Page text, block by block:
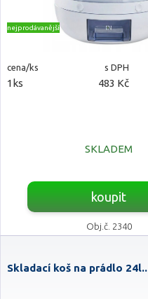
nejprodávanější
cena/ks s DPH
1ks 483 Kč
SKLADEM
koupit
Obj.č. 2340
Skladací koš na prádlo 24l..